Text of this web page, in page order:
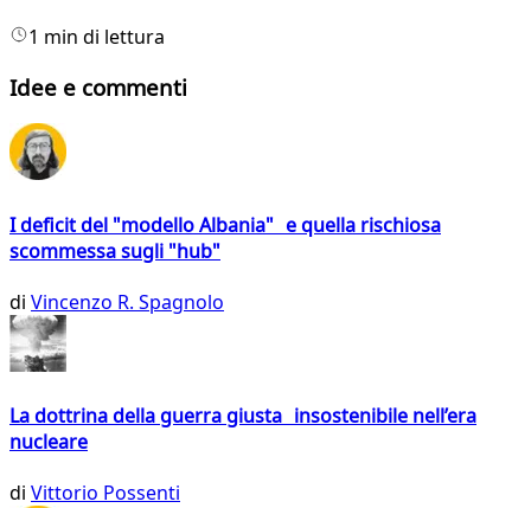
1 min di lettura
Idee e commenti
I deficit del "modello Albania" e quella rischiosa
scommessa sugli "hub"
di Vincenzo R. Spagnolo
La dottrina della guerra giusta insostenibile nell’era
nucleare
di Vittorio Possenti